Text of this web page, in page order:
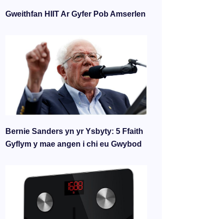
Gweithfan HIIT Ar Gyfer Pob Amserlen
Bernie Sanders yn yr Ysbyty: 5 Ffaith
Gyflym y mae angen i chi eu Gwybod